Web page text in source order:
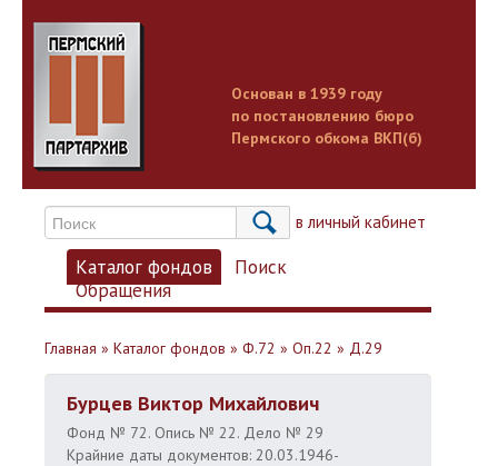
Основан в 1939 году
по постановлению бюро
Пермского обкома ВКП(б)
Вход в личный кабинет
Каталог фондов
Поиск
Обращения
Главная » Каталог фондов » Ф.72 » Оп.22 » Д.29
Бурцев Виктор Михайлович
Фонд № 72. Опись № 22. Дело № 29
Крайние даты документов: 20.03.1946-